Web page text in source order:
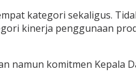
kategori sekaligus.
kinerja penggunaan
komitmen Kepala